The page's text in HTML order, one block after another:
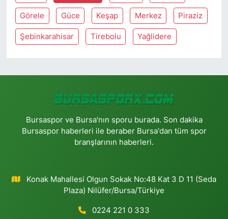
Görele Güce Keşap Merkez Piraziz
Şebinkarahisar Tirebolu Yağlidere
Bursaspor ve Bursa'nın sporu burada. Son dakika
Bursaspor haberleri ile beraber Bursa'dan tüm spor
branşlarının haberleri.
Konak Mahallesi Olgun Sokak No:48 Kat 3 D 11 (Seda
Plaza) Nilüfer/Bursa/Türkiye
0224 221 0 333